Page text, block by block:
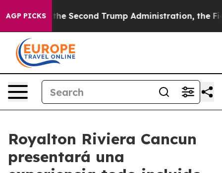
AGP PICKS
Under the Second Trump Administration, the Fight
Royalton Riviera Cancun
presentará una